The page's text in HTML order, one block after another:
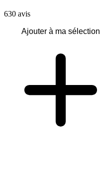
630 avis
Ajouter à ma sélection